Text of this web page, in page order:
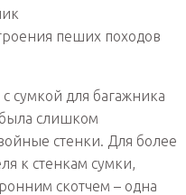
пеших походов
сумкой для багажника
слишком
стенки. Для более
к стенкам сумки,
скотчем – одна